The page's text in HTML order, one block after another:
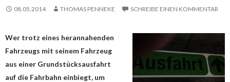
08.05.2014 THOMAS PENNEKE SCHREIBE EINEN KOMMENTAR
Wer trotz eines herannahenden
Fahrzeugs mit seinem Fahrzeug
aus einer Grundstücksausfahrt
auf die Fahrbahn einbiegt, um